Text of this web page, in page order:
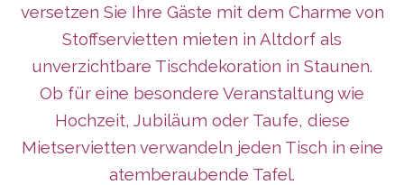
versetzen Sie Ihre Gäste mit dem Charme von
Stoffservietten mieten in Altdorf als
unverzichtbare Tischdekoration in Staunen.
Ob für eine besondere Veranstaltung wie
Hochzeit, Jubiläum oder Taufe, diese
Mietservietten verwandeln jeden Tisch in eine
atemberaubende Tafel.